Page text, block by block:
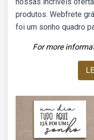
produtos. Webfrete
foi um sonho quadro
For more